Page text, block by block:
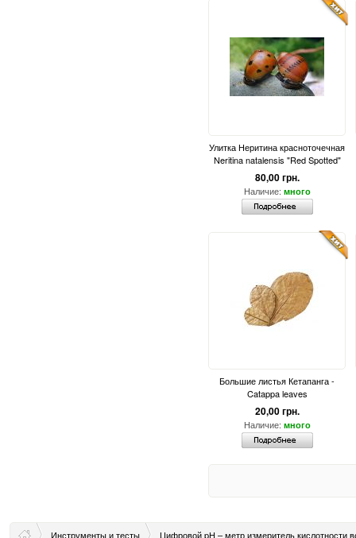
Улитка Неритина красноточечная
Neritina natalensis "Red Spotted"
80,00 грн.
Наличие: много
Большие листья Кетапанга -
Catappa leaves
20,00 грн.
Наличие: много
Инструменты и тесты
Цифровой pH – метр измеритель кислотности